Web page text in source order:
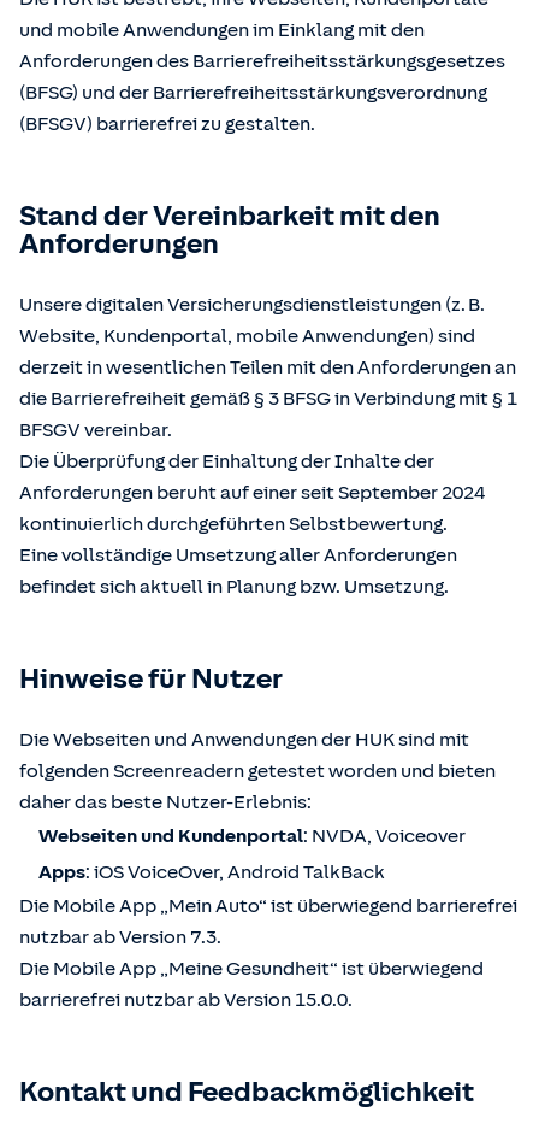
und mobile Anwendungen im Einklang mit den
Anforderungen des Barrierefreiheitsstärkungsgesetzes
(BFSG) und der Barrierefreiheitsstärkungsverordnung
(BFSGV) barrierefrei zu gestalten.
Stand der Vereinbarkeit mit den
Anforderungen
Unsere digitalen Versicherungsdienstleistungen (z. B.
Website, Kundenportal, mobile Anwendungen) sind
derzeit in wesentlichen Teilen mit den Anforderungen an
die Barrierefreiheit gemäß § 3 BFSG in Verbindung mit § 1
BFSGV vereinbar.
Die Überprüfung der Einhaltung der Inhalte der
Anforderungen beruht auf einer seit September 2024
kontinuierlich durchgeführten Selbstbewertung.
Eine vollständige Umsetzung aller Anforderungen
befindet sich aktuell in Planung bzw. Umsetzung.
Hinweise für Nutzer
Die Webseiten und Anwendungen der HUK sind mit
folgenden Screenreadern getestet worden und bieten
daher das beste Nutzer-Erlebnis:
Webseiten und Kundenportal: NVDA, Voiceover
Apps: iOS VoiceOver, Android TalkBack
Die Mobile App „Mein Auto“ ist überwiegend barrierefrei
nutzbar ab Version 7.3.
Die Mobile App „Meine Gesundheit“ ist überwiegend
barrierefrei nutzbar ab Version 15.0.0.
Kontakt und Feedbackmöglichkeit